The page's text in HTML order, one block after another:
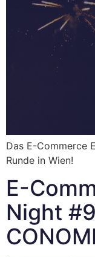
Das E-Commerce
Runde in Wien!
E-
Night